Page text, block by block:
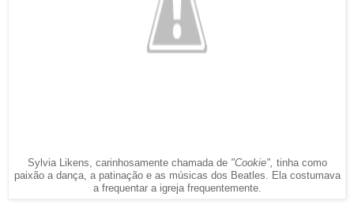
Sylvia Likens, carinhosamente chamada de "Cookie", tinha como
paixão a dança, a patinação e as músicas dos Beatles. Ela costumava
a frequentar a igreja frequentemente.